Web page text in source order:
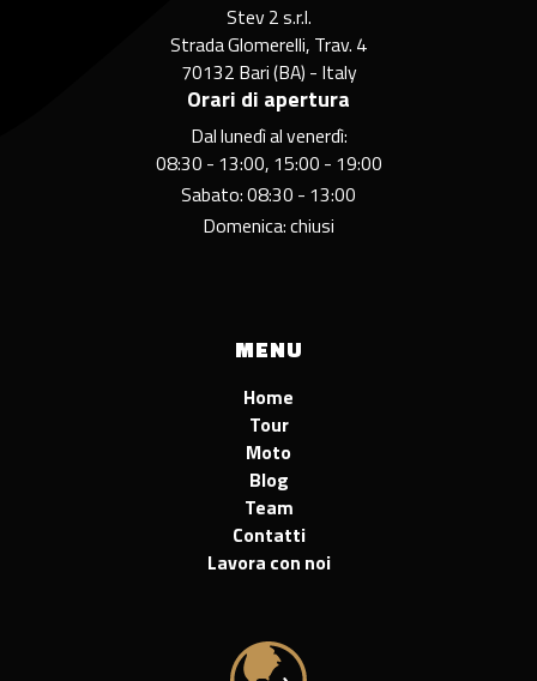
Stev 2 s.r.l.
Strada Glomerelli, Trav. 4
70132 Bari (BA) - Italy
Orari di apertura
Dal lunedì al venerdì:
08:30 - 13:00, 15:00 - 19:00
Sabato: 08:30 - 13:00
Domenica: chiusi
MENU
Home
Tour
Moto
Blog
Team
Contatti
Lavora con noi